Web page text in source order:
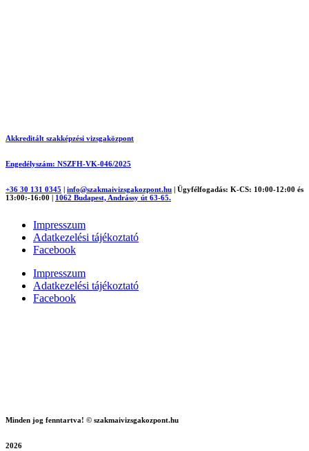
Akkreditált szakképzési vizsgaközpont
Engedélyszám: NSZFH-VK-046/2025
+36 30 131 0345 info@szakmaivizsgakozpont.hu
Ügyfélfogadás: K-CS: 10:00-12:00 és
13:00:-16:00
1062 Budapest, Andrássy út 63-65.
Impresszum
Adatkezelési tájékoztató
Facebook
Impresszum
Adatkezelési tájékoztató
Facebook
Minden jog fenntartva! © szakmaivizsgakozpont.hu
2026